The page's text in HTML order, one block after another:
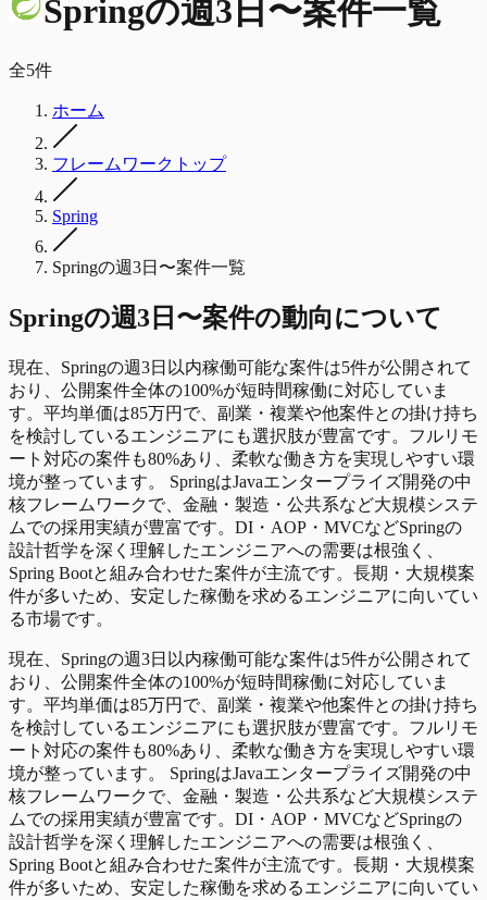
Springの週3日〜案件一覧
全5件
ホーム
フレームワークトップ
Spring
Springの週3日〜案件一覧
Springの週3日〜案件の動向について
現在、Springの週3日以内稼働可能な案件は5件が公開されて
おり、公開案件全体の100%が短時間稼働に対応していま
す。平均単価は85万円で、副業・複業や他案件との掛け持ち
を検討しているエンジニアにも選択肢が豊富です。フルリモ
ート対応の案件も80%あり、柔軟な働き方を実現しやすい環
境が整っています。 SpringはJavaエンタープライズ開発の中
核フレームワークで、金融・製造・公共系など大規模システ
ムでの採用実績が豊富です。DI・AOP・MVCなどSpringの
設計哲学を深く理解したエンジニアへの需要は根強く、
Spring Bootと組み合わせた案件が主流です。長期・大規模案
件が多いため、安定した稼働を求めるエンジニアに向いてい
る市場です。
現在、Springの週3日以内稼働可能な案件は5件が公開されて
おり、公開案件全体の100%が短時間稼働に対応していま
す。平均単価は85万円で、副業・複業や他案件との掛け持ち
を検討しているエンジニアにも選択肢が豊富です。フルリモ
ート対応の案件も80%あり、柔軟な働き方を実現しやすい環
境が整っています。 SpringはJavaエンタープライズ開発の中
核フレームワークで、金融・製造・公共系など大規模システ
ムでの採用実績が豊富です。DI・AOP・MVCなどSpringの
設計哲学を深く理解したエンジニアへの需要は根強く、
Spring Bootと組み合わせた案件が主流です。長期・大規模案
件が多いため、安定した稼働を求めるエンジニアに向いてい